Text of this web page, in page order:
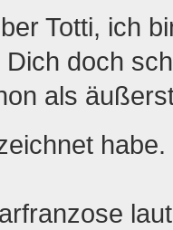
Totti, ich
Dich doch
als
habe.